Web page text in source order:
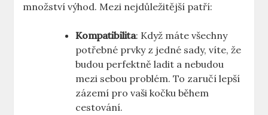
množství výhod. Mezi nejdůležitější patří:
Kompatibilita: Když máte všechny
potřebné prvky z jedné sady, víte, že
budou perfektně ladit a nebudou
mezi sebou problém. To zaručí lepší
zázemí pro vaši kočku během
cestování.